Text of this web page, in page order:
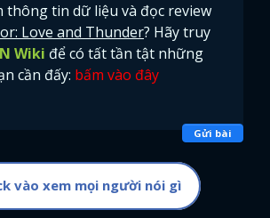
thông tin dữ liệu và đọc review
Love and Thunder? Hãy truy
Wiki để có tất tần tật những
cần đấy: bấm vào đây
Gửi bài
vào xem mọi người nói gì